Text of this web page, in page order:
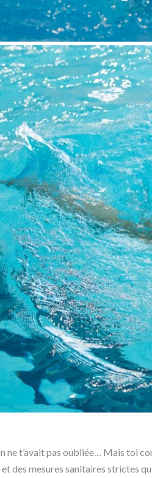
ne t’avait pas oubliée… Mais toi
des mesures sanitaires strictes